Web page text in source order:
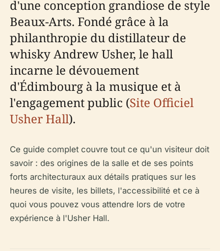
d'une conception grandiose de style
Beaux-Arts. Fondé grâce à la
philanthropie du distillateur de
whisky Andrew Usher, le hall
incarne le dévouement
d'Édimbourg à la musique et à
l'engagement public (Site Officiel
Usher Hall).
Ce guide complet couvre tout ce qu'un visiteur doit
savoir : des origines de la salle et de ses points
forts architecturaux aux détails pratiques sur les
heures de visite, les billets, l'accessibilité et ce à
quoi vous pouvez vous attendre lors de votre
expérience à l'Usher Hall.